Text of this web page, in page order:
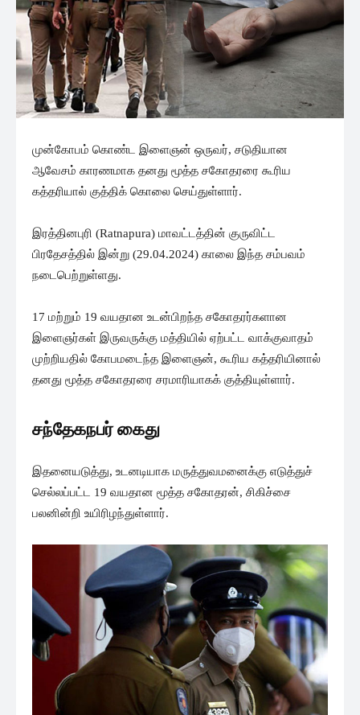
முன்கோபம் கொண்ட இளைஞன் ஒருவர், சடுதியான
ஆவேசம் காரணமாக தனது மூத்த சகோதரரை கூரிய
கத்தரியால் குத்திக் கொலை செய்துள்ளார்.
இரத்தினபுரி (Ratnapura) மாவட்டத்தின் குருவிட்ட
பிரதேசத்தில் இன்று (29.04.2024) காலை இந்த சம்பவம்
நடைபெற்றுள்ளது.
17 மற்றும் 19 வயதான உடன்பிறந்த சகோதரர்களான
இளைஞர்கள் இருவருக்கு மத்தியில் ஏற்பட்ட வாக்குவாதம்
முற்றியதில் கோபமடைந்த இளைஞன், கூரிய கத்தரியினால்
தனது மூத்த சகோதரரை சரமாரியாகக் குத்தியுள்ளார்.
சந்தேகநபர் கைது
இதனையடுத்து, உடனடியாக மருத்துவமனைக்கு எடுத்துச்
செல்லப்பட்ட 19 வயதான மூத்த சகோதரன், சிகிச்சை
பலனின்றி உயிரிழந்துள்ளார்.